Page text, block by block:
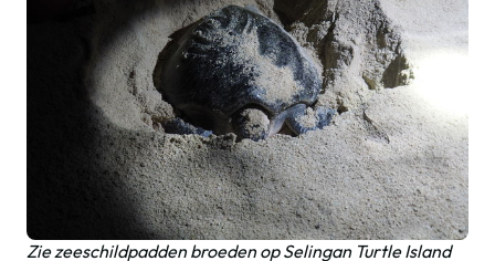
Zie zeeschildpadden broeden op Selingan Turtle Island